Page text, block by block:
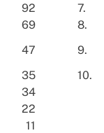
92 7.
69 8.
47 9.
35 10.
34
22
11